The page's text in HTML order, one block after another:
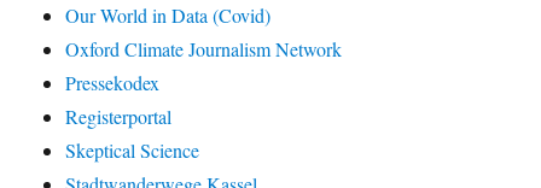
Our World in Data (Covid)
Oxford Climate Journalism Network
Pressekodex
Registerportal
Skeptical Science